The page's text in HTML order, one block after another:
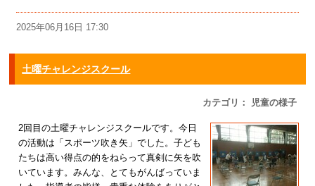
2025年06月16日 17:30
土曜チャレンジスクール
カテゴリ： 児童の様子
2回目の土曜チャレンジスクールです。今日
の活動は「スポーツ吹き矢」でした。子ども
たちは高い得点の的をねらって真剣に矢を吹
いています。みんな、とてもがんばっていま